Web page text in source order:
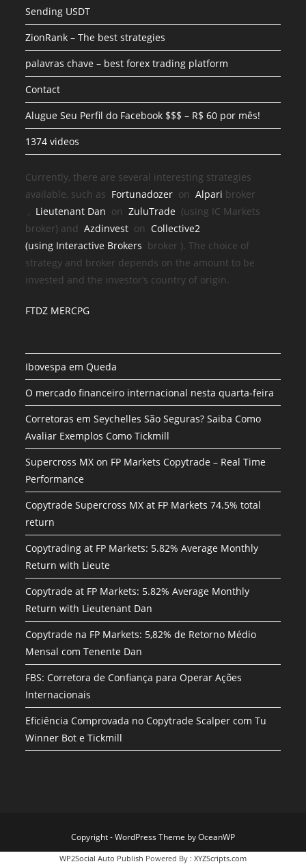
Sending USDT
ZionRank – The best strategies
palavras chave – best forex trading platform
Contact
Alugue Seu Perfil do Facebook $$$ – R$ 60 por mês!
1374 videos
Currently, there are several interesting strategies
available, such as Fortunadozer onAlpari broker
, Lieutenant Dan onZuluTrade (using IC Markets
broker) andAzdinvest onCollective2
(using Interactive Brokers broker ). The choice of
strategy and broker depends on the amount to be
invested and the investor’s country of origin.
FTDZ MERCPG
Ibovespa em Queda
O mercado financeiro internacional nesta quarta-feira
Corretoras em Seychelles São Seguras? Saiba Como
Avaliar Exemplos Como Tickmill
Supercross MX on FP Markets Copytrade – Real Time
Performance
Copytrade Supercross MX at FP Markets 74.5% total
return
Copytrading at FP Markets: 5.82% Average Monthly
Return with Lieute
Copytrade at FP Markets: 5.82% Average Monthly
Return with Lieutenant Dan
Copytrade na FP Markets: 5,82% de Retorno Médio
Mensal com Tenente Dan
FBS: Corretora de Confiança para Operar Ações
Internacionais
Eficiência Comprovada no Copytrade Scalper com Tu
Winner Bot e Tickmill
Copyright - WordPress Theme by OceanWP
WP2Social Auto Publish Powered By : XYZScripts.com